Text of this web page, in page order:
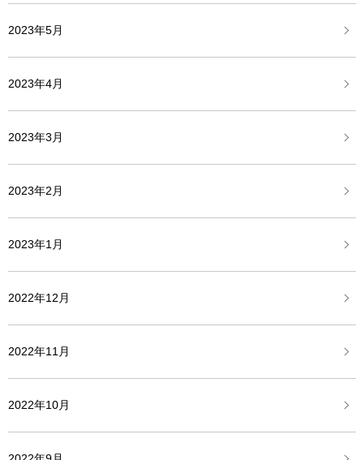
2023年5月
2023年4月
2023年3月
2023年2月
2023年1月
2022年12月
2022年11月
2022年10月